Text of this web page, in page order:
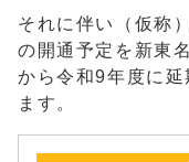
それに伴い（仮称
の開通予定を新東
から令和9年度に
ます。